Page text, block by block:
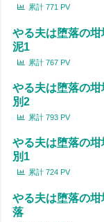
累計 771 PV
やる夫は堕落の
泥1
累計 767 PV
やる夫は堕落の
別2
累計 793 PV
やる夫は堕落の
別1
累計 724 PV
やる夫は堕落の
落